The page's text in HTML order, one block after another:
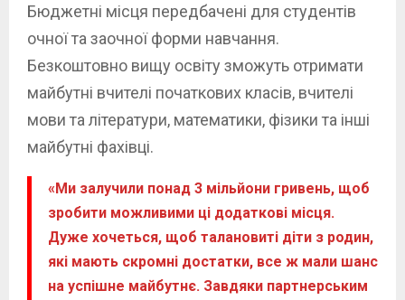
Бюджетні місця передбачені для студентів
очної та заочної форми навчання.
Безкоштовно вищу освіту зможуть отримати
майбутні вчителі початкових класів, вчителі
мови та літератури, математики, фізики та інші
майбутні фахівці.
«Ми залучили понад 3 мільйони гривень, щоб
зробити можливими ці додаткові місця.
Дуже хочеться, щоб талановиті діти з родин,
які мають скромні достатки, все ж мали шанс
на успішне майбутнє. Завдяки партнерським